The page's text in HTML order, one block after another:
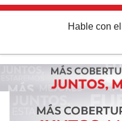
Hable con el